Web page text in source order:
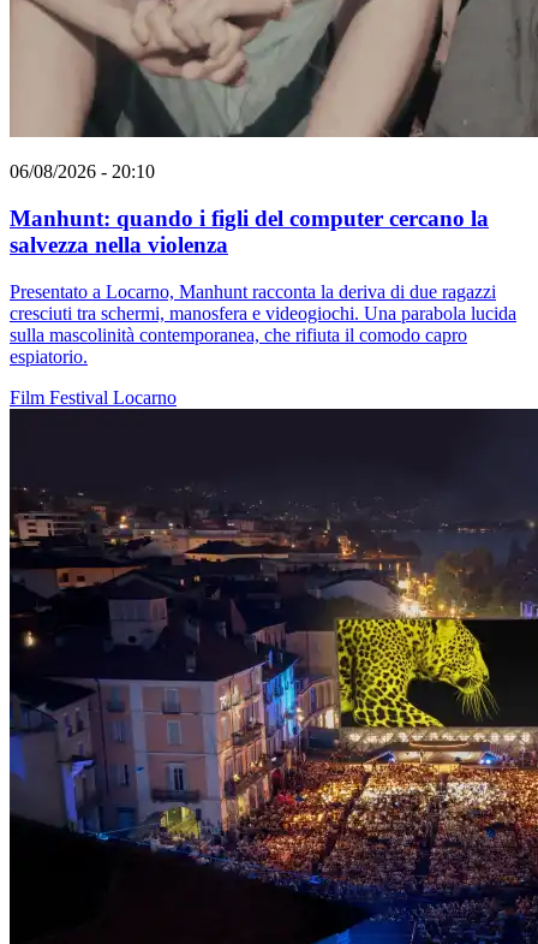
06/08/2026 - 20:10
Manhunt: quando i figli del computer cercano la
salvezza nella violenza
Presentato a Locarno, Manhunt racconta la deriva di due ragazzi
cresciuti tra schermi, manosfera e videogiochi. Una parabola lucida
sulla mascolinità contemporanea, che rifiuta il comodo capro
espiatorio.
Film Festival Locarno